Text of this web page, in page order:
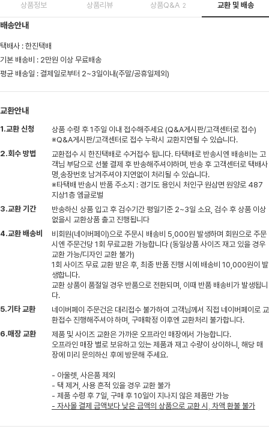
상품정보 상품리뷰 상품Q&A 2 교환 및 배송
배송안내
택배사 : 한진택배
기본 배송비 : 2만원 이상 무료배송
평균 배송일 : 결제일로부터 2~3일이내(주말/공휴일제외)
교환안내
1.교환 신청
상품 수령 후 1주일 이내 접수해주세요 (Q&A게시판/고객센터로 접수)
※Q&A게시판/고객센터로 접수 누락시 교환지연될 수 있습니다.
2.회수 방법
교환접수 시 한진택배로 수거접수 됩니다. 타택배로 반송시엔 배송비는 고
객님 부담으로 선불 결제 후 반송해주셔야하며, 반송 후 고객센터로 택배사
명,송장번호 남겨주셔야 지연없이 처리될 수 있습니다.
※타택배 반송시 반품 주소지 : 경기도 용인시 처인구 원삼면 원양로 487
지상1층 엠글로벌
3.교환 기간
반송하신 상품 입고 후 검수기간 평일기준 2~3일 소요, 검수 후 상품 이상
없을시 교환상품 출고 진행됩니다
4.교환 배송비
비회원(네이버페이)으로 주문시 배송비 5,000원 발생하며 회원으로 주문
시엔 주문건당 1회 무료교환 가능합니다 (동일상품 사이즈 재고 있을 경우
교환 가능/디자인 교환 불가)
1회 사이즈 무료 교환 받은 후, 최종 반품 진행 시에 배송비 10,000원이 발
생합니다.
교환 상품이 품절일 경우 반품으로 전환되며, 이때 반품 배송비가 발생됩니
다.
5.기타 교환
네이버페이 주문건은 대리접수 불가하여 고객님께서 직접 네이버페이로 교
환접수 진행해주셔야 하며, 구매확정 이후엔 교환처리 불가합니다.
6.매장 교환
제품 및 사이즈 교환은 가까운 오프라인 매장에서 가능합니다.
오프라인 매장 별로 보유하고 있는 제품과 재고 수량이 상이하니, 해당 매
장에 미리 문의하신 후에 방문해 주세요.
- 아울렛, 사은품 제외
- 택 제거, 사용 흔적 있을 경우 교환 불가
- 제품 수령 후 7일, 구매 후 10일이 지나지 않은 제품만 가능
- 자사몰 결제 금액보다 낮은 금액의 상품으로 교환 시, 차액 환불 불가